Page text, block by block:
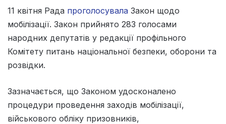
11 квітня Рада проголосувала Закон щодо
мобілізації. Закон прийнято 283 голосами
народних депутатів у редакції профільного
Комітету питань національної безпеки, оборони та
розвідки.
Зазначається, що Законом удосконалено
процедури проведення заходів мобілізації,
військового обліку призовників,